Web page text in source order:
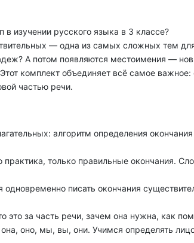
изучении русского языка в 3 классе?
— одна из самых сложных тем
А потом появляются местоимения —
комплект объединяет всё самое важное:
частью речи.
алгоритм определения
только правильные окончания.
писать окончания
за часть речи, зачем она нужна, как
оно, мы, вы, они. Учимся определять